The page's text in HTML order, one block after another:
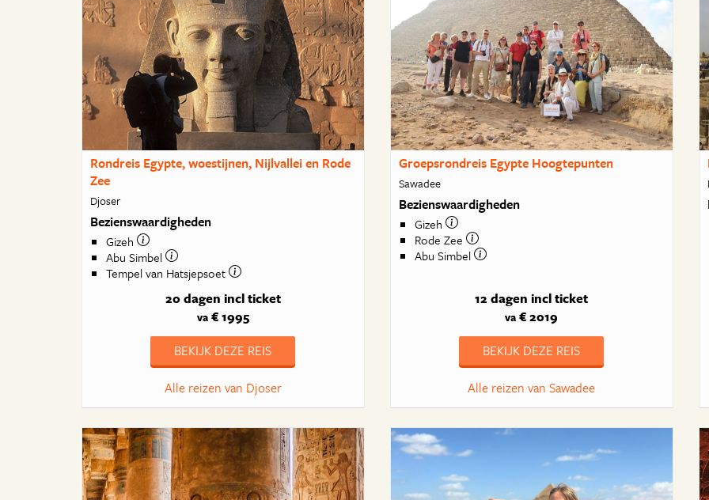
Rondreis Egypte, woestijnen, Nijlvallei en Rode
Zee
Djoser
Bezienswaardigheden
Gizeh
Abu Simbel
Tempel van Hatsjepsoet
20 dagen incl ticket
va€ 1995
BEKIJK DEZE REIS
Alle reizen van Djoser
Groepsrondreis Egypte Hoogtepunten
Sawadee
Bezienswaardigheden
Gizeh
Rode Zee
Abu Simbel
12 dagen incl ticket
va € 2019
BEKIJK DEZE REIS
Alle reizen van Sawadee